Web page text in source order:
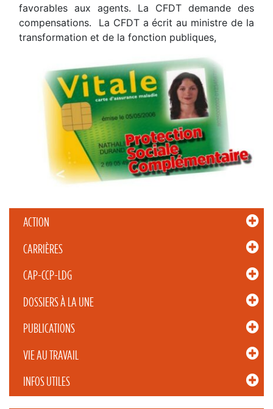
ACTION
CARRIÈRES
CAP-CCP-LDG
DOSSIERS À LA UNE
PUBLICATIONS
VIE AU TRAVAIL
INFOS UTILES
favorables aux agents. La CFDT demande des
compensations. La CFDT a écrit au ministre de la
transformation et de la fonction publiques,